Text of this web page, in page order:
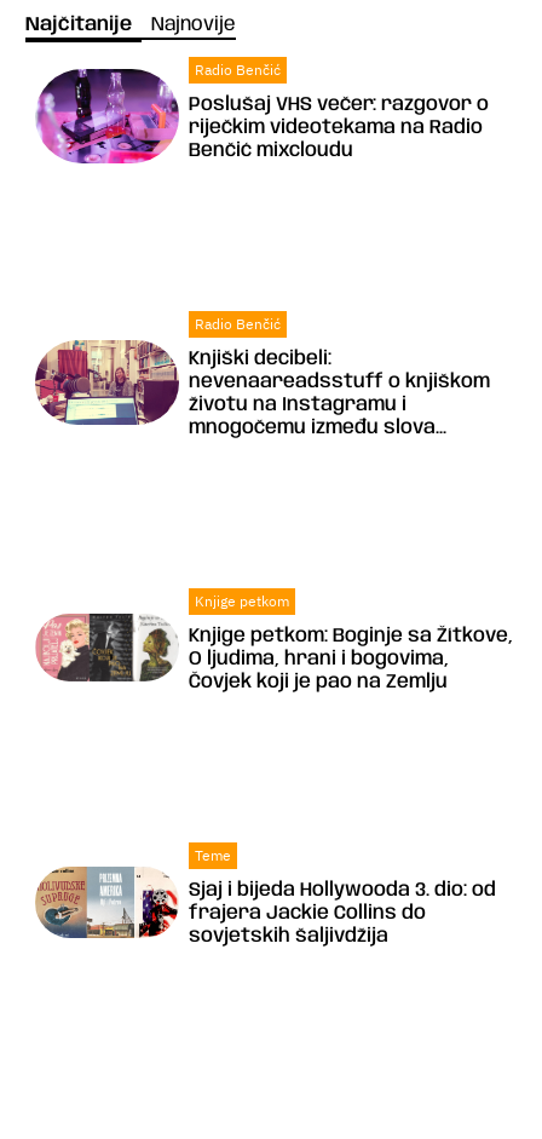
Najčitanije Najnovije
Radio Benčić
Poslušaj VHS večer: razgovor o
riječkim videotekama na Radio
Benčić mixcloudu
Radio Benčić
Knjiški decibeli:
nevenaareadsstuff o knjiškom
životu na Instagramu i
mnogočemu između slova...
Knjige petkom
Knjige petkom: Boginje sa Žítkove,
O ljudima, hrani i bogovima,
Čovjek koji je pao na Zemlju
Teme
Sjaj i bijeda Hollywooda 3. dio: od
frajera Jackie Collins do
sovjetskih šaljivdžija